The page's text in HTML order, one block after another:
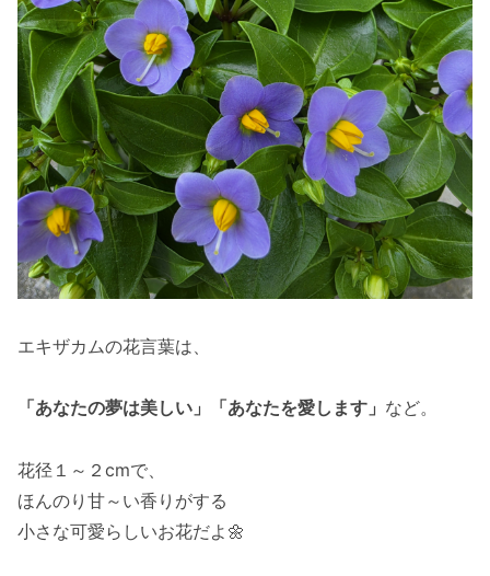
エキザカムの花言葉は、
「あなたの夢は美しい」「あなたを愛します」 など。
花径１～２cmで、
ほんのり甘～い香りがする
小さな可愛らしいお花だよ🌼